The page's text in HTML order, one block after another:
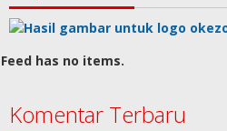
Feed has no items.
Komentar Terbaru